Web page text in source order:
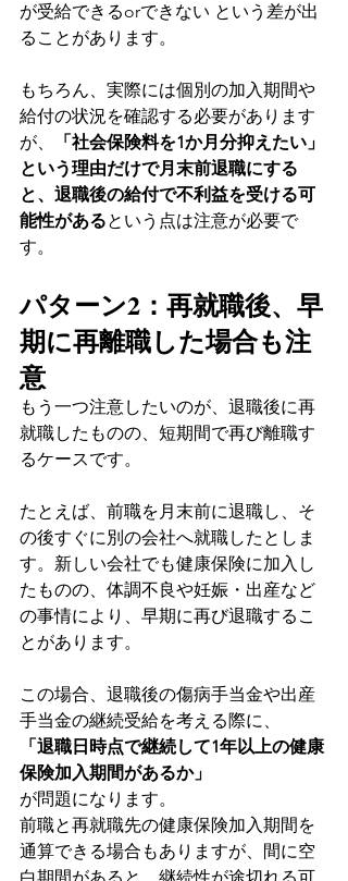
が受給できるorできない という差が出
ることがあります。
もちろん、実際には個別の加入期間や
給付の状況を確認する必要があります
が、
「社会保険料を1か月分抑えたい」
という理由だけで月末前退職にする
と、退職後の給付で不利益を受ける可
能性があるという点は注意が必要で
す。
パターン2：再就職後、早
期に再離職した場合も注
意
もう一つ注意したいのが、退職後に再
就職したものの、短期間で再び離職す
るケースです。
たとえば、前職を月末前に退職し、そ
の後すぐに別の会社へ就職したとしま
す。新しい会社でも健康保険に加入し
たものの、体調不良や妊娠・出産など
の事情により、早期に再び退職するこ
とがあります。
この場合、退職後の傷病手当金や出産
手当金の継続受給を考える際に、
「退職日時点で継続して1年以上の健康
保険加入期間があるか」
が問題になります。
前職と再就職先の健康保険加入期間を
通算できる場合もありますが、間に空